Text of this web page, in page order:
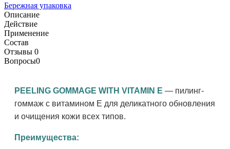
Бережная упаковка
Описание
Действие
Применение
Состав
Отзывы 0
Вопросы0
PEELING GOMMAGE WITH VITAMIN E — пилинг-
гоммаж с витамином Е для деликатного обновления
и очищения кожи всех типов.
Преимущества: